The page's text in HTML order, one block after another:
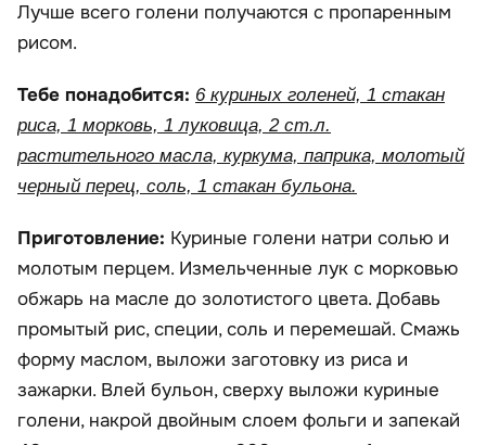
Лучше всего голени получаются с пропаренным
рисом.
Тебе понадобится: 6 куриных голеней, 1 стакан
риса, 1 морковь, 1 луковица, 2 ст.л.
растительного масла, куркума, паприка, молотый
черный перец, соль, 1 стакан бульона.
Приготовление: Куриные голени натри солью и
молотым перцем. Измельченные лук с морковью
обжарь на масле до золотистого цвета. Добавь
промытый рис, специи, соль и перемешай. Смажь
форму маслом, выложи заготовку из риса и
зажарки. Влей бульон, сверху выложи куриные
голени, накрой двойным слоем фольги и запекай